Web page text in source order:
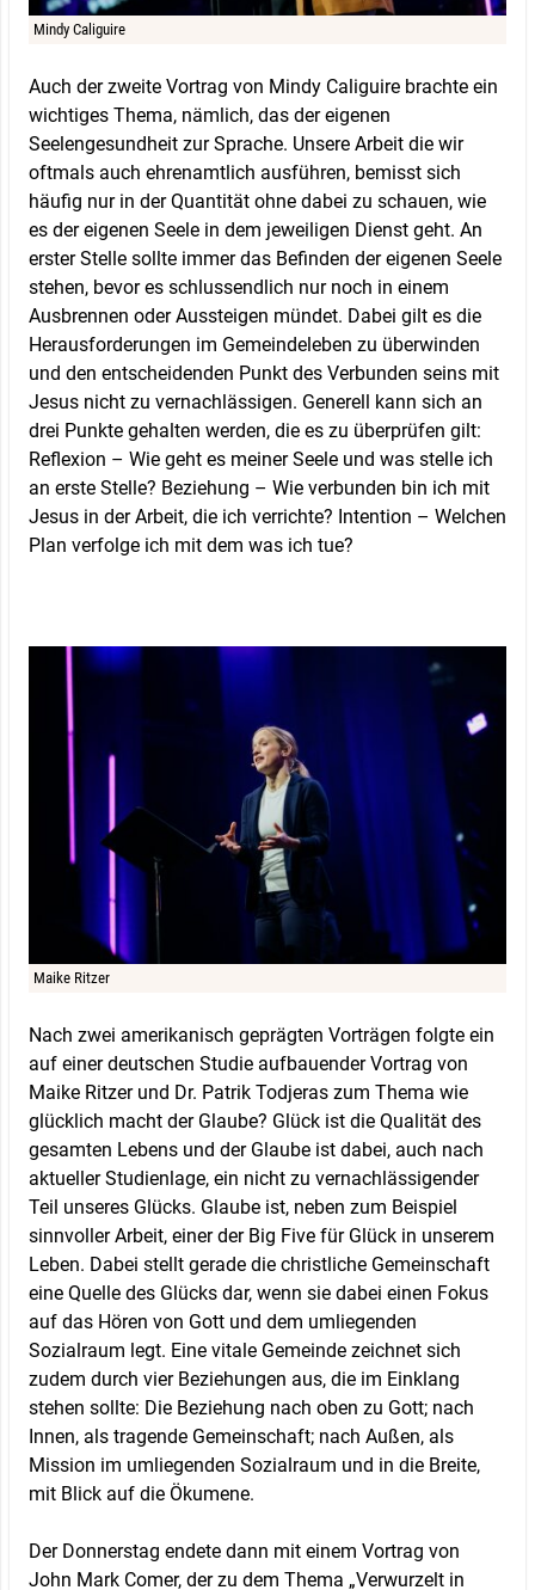
Mindy Caliguire
Auch der zweite Vortrag von Mindy Caliguire brachte ein
wichtiges Thema, nämlich, das der eigenen
Seelengesundheit zur Sprache. Unsere Arbeit die wir
oftmals auch ehrenamtlich ausführen, bemisst sich
häufig nur in der Quantität ohne dabei zu schauen, wie
es der eigenen Seele in dem jeweiligen Dienst geht. An
erster Stelle sollte immer das Befinden der eigenen Seele
stehen, bevor es schlussendlich nur noch in einem
Ausbrennen oder Aussteigen mündet. Dabei gilt es die
Herausforderungen im Gemeindeleben zu überwinden
und den entscheidenden Punkt des Verbunden seins mit
Jesus nicht zu vernachlässigen. Generell kann sich an
drei Punkte gehalten werden, die es zu überprüfen gilt:
Reflexion – Wie geht es meiner Seele und was stelle ich
an erste Stelle? Beziehung – Wie verbunden bin ich mit
Jesus in der Arbeit, die ich verrichte? Intention – Welchen
Plan verfolge ich mit dem was ich tue?
Maike Ritzer
Nach zwei amerikanisch geprägten Vorträgen folgte ein
auf einer deutschen Studie aufbauender Vortrag von
Maike Ritzer und Dr. Patrik Todjeras zum Thema wie
glücklich macht der Glaube? Glück ist die Qualität des
gesamten Lebens und der Glaube ist dabei, auch nach
aktueller Studienlage, ein nicht zu vernachlässigender
Teil unseres Glücks. Glaube ist, neben zum Beispiel
sinnvoller Arbeit, einer der Big Five für Glück in unserem
Leben. Dabei stellt gerade die christliche Gemeinschaft
eine Quelle des Glücks dar, wenn sie dabei einen Fokus
auf das Hören von Gott und dem umliegenden
Sozialraum legt. Eine vitale Gemeinde zeichnet sich
zudem durch vier Beziehungen aus, die im Einklang
stehen sollte: Die Beziehung nach oben zu Gott; nach
Innen, als tragende Gemeinschaft; nach Außen, als
Mission im umliegenden Sozialraum und in die Breite,
mit Blick auf die Ökumene.
Der Donnerstag endete dann mit einem Vortrag von
John Mark Comer, der zu dem Thema „Verwurzelt in